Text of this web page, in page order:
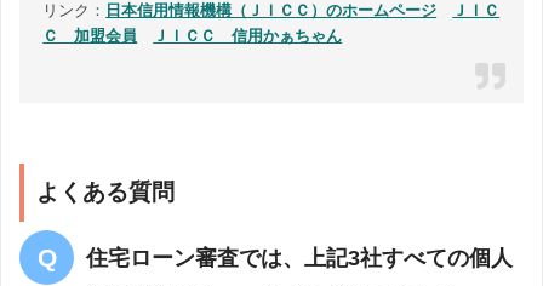
リンク： 日本信用情報機構（ＪＩＣＣ）のホームページ
ＪＩＣ
Ｃ 加盟会員
ＪＩＣＣ 信用かぁちゃん
よくある質問
住宅ローン審査では、上記3社すべての個人